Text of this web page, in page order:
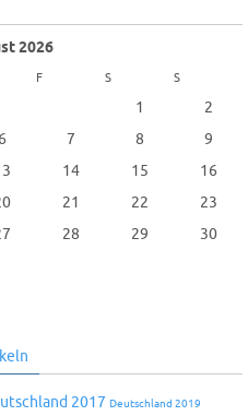
2026
F S S
1
2
6 7 8
9
14 15
16
21 22
23
28 29
30
2017 Deutschland 2019